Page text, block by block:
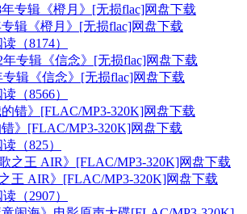
辑《橙月》[无损flac]网盘下载
读（8174）
专辑《信念》[无损flac]网盘下载
读（8566）
》[FLAC/MP3-320K]网盘下载
读（825）
王 AIR》[FLAC/MP3-320K]网盘下载
读（2907）